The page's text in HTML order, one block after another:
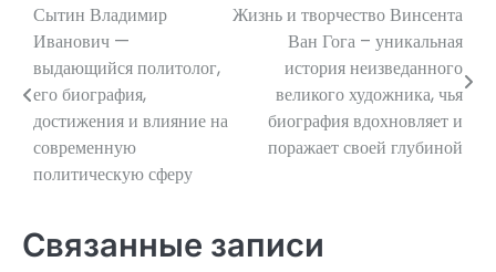
Навигация
по
записям
Сытин Владимир
Иванович —
выдающийся политолог,
его биография,
достижения и влияние на
современную
политическую сферу
Жизнь и творчество Винсента
Ван Гога – уникальная
история неизведанного
великого художника, чья
биография вдохновляет и
поражает своей глубиной
Связанные записи